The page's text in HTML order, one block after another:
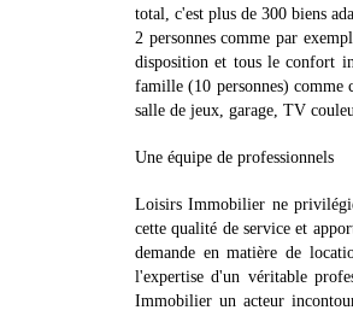
total, c'est plus de 300 biens
2 personnes comme par
disposition et tous le confort
famille (10 personnes) comme
salle de jeux, garage, TV
Une équipe de professionnels
Loisirs Immobilier ne
cette qualité de service et
demande en matière de
l'expertise d'un véritable
Immobilier un acteur